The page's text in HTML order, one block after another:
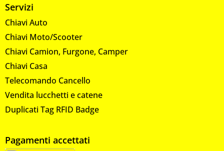
Servizi
Chiavi Auto
Chiavi Moto/Scooter
Chiavi Camion, Furgone, Camper
Chiavi Casa
Telecomando Cancello
Vendita lucchetti e catene
Duplicati Tag RFID Badge
Pagamenti accettati